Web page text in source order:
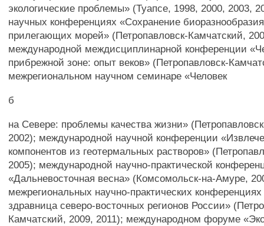
экологические проблемы» (Туапсе, 1998, 2000, 2003,
научных конференциях «Сохранение
прилегающих морей» (Петропавловск-Камчатский,
международной междисциплинарной конференции
прибрежной зоне: опыт веков» (Петропавловск-
межрегиональном научном семинаре «Человек
б
на Севере: проблемы качества жизни»
2002); международной научной конференции
компонентов из геотермальных растворов»
2005); международной научно-практической
«Дальневосточная весна» (Комсомольск-на-Амуре,
межрегиональных научно-практических
здравница северо-восточных регионов России»
Камчатский, 2009, 2011); международном форуме